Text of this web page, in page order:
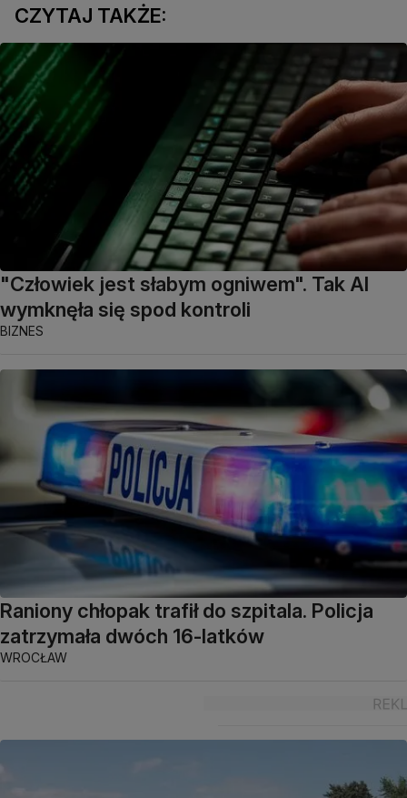
CZYTAJ TAKŻE:
"Człowiek jest słabym ogniwem". Tak AI
wymknęła się spod kontroli
BIZNES
Raniony chłopak trafił do szpitala. Policja
zatrzymała dwóch 16-latków
WROCŁAW